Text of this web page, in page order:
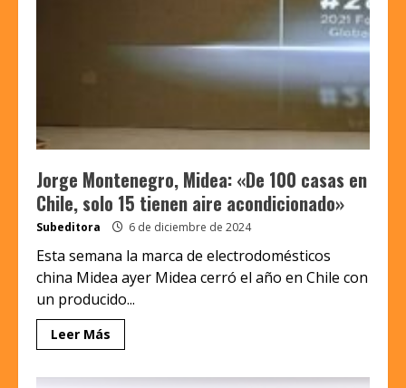
Jorge Montenegro, Midea: «De 100 casas en
Chile, solo 15 tienen aire acondicionado»
Subeditora 6 de diciembre de 2024
Esta semana la marca de electrodomésticos
china Midea ayer Midea cerró el año en Chile con
un producido...
Leer Más